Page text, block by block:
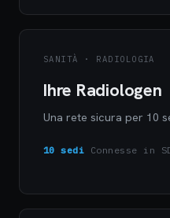
SANITÀ · RADIOLOGIA
Ihre Radiologen
Una rete sicura per 10
10 sedi Connesse in